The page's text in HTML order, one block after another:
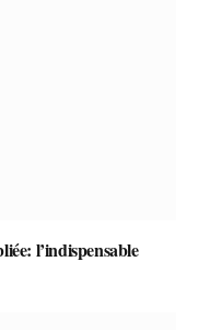
l’indispensable